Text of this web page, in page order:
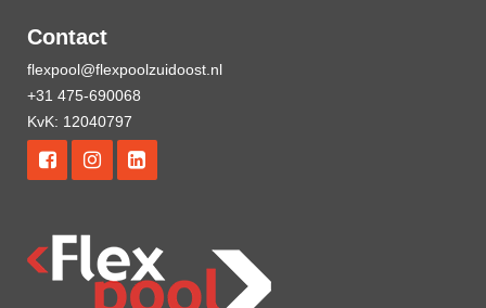
Contact
flexpool@flexpoolzuidoost.nl
+31 475-690068
KvK: 12040797